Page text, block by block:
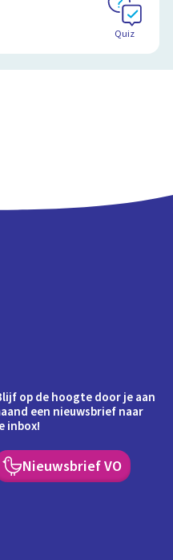
Quiz
op de hoogte door je aan
een nieuwsbrief naar
inbox!
Nieuwsbrief VO